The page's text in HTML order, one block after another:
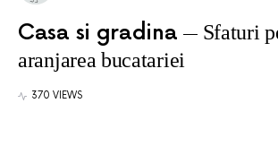
Casa si gradina
Sfaturi
aranjarea bucatariei
370 VIEWS